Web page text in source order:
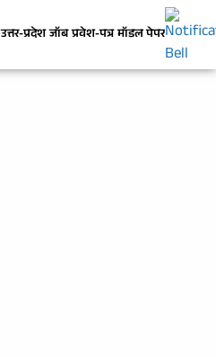
उत्तर-प्रदेशजॉबप्रवेश-पत्रमॉडल पेपर निबंध